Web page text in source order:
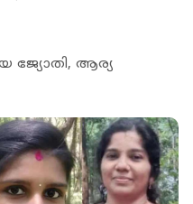
ജ്യോതി, ആര്യ